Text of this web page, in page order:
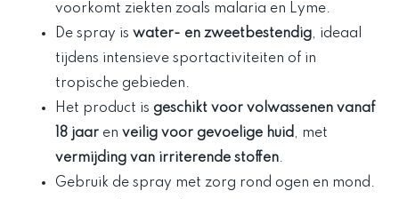
voorkomt ziekten zoals malaria en Lyme.
De spray is water- en zweetbestendig, ideaal
tijdens intensieve sportactiviteiten of in
tropische gebieden.
Het product is geschikt voor volwassenen vanaf
18 jaar en veilig voor gevoelige huid , met
vermijding van irriterende stoffen.
Gebruik de spray met zorg rond ogen en mond.